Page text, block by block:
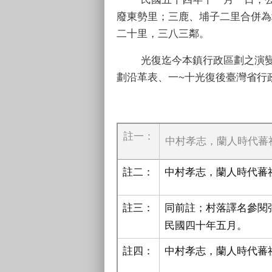
廢東勢里；三鹿、埔子二里合併
二十里，三八三鄰。
光復迄今本鎮行政區劃之演變
劃沿革表、一~十光復後臺灣省行
註一： 中村孝志，蘭人時代
註二： 中村孝志，蘭人時代
註三：
同前註；村落譯名參
民國四十年五月。
註四： 中村孝志，蘭人時代